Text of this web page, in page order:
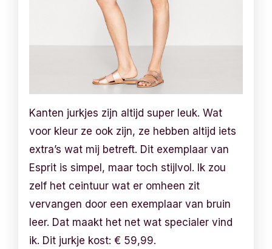
Kanten jurkjes zijn altijd super leuk. Wat
voor kleur ze ook zijn, ze hebben altijd iets
extra’s wat mij betreft. Dit exemplaar van
Esprit is simpel, maar toch stijlvol. Ik zou
zelf het ceintuur wat er omheen zit
vervangen door een exemplaar van bruin
leer. Dat maakt het net wat specialer vind
ik. Dit jurkje kost:€ 59,99.